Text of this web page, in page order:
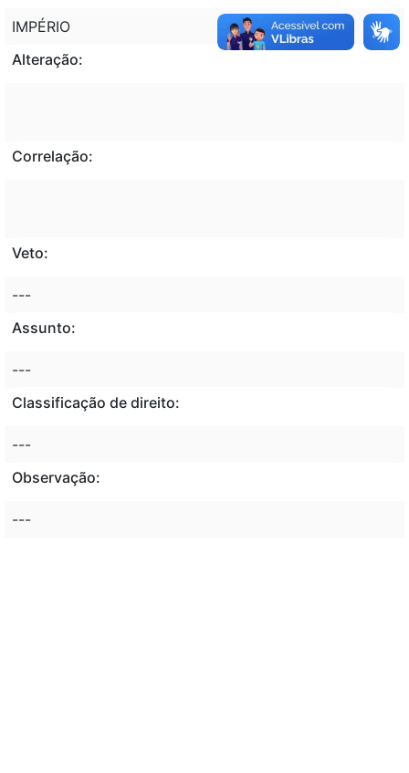
IMPÉRIO
Alteração:
Correlação:
Veto:
---
Assunto:
---
Classificação de direito:
---
Observação:
---